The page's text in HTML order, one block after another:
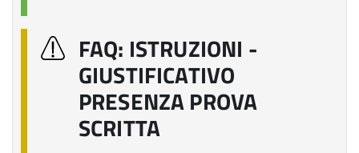
FAQ: ISTRUZIONI -
GIUSTIFICATIVO
PRESENZA PROVA
SCRITTA